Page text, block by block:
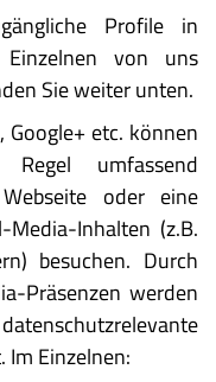
Profile in
von uns
Sie weiter unten.
Google+ etc. können
umfassend
oder eine
Inhalten (z.B.
besuchen. Durch
Präsenzen werden
Im Einzelnen: